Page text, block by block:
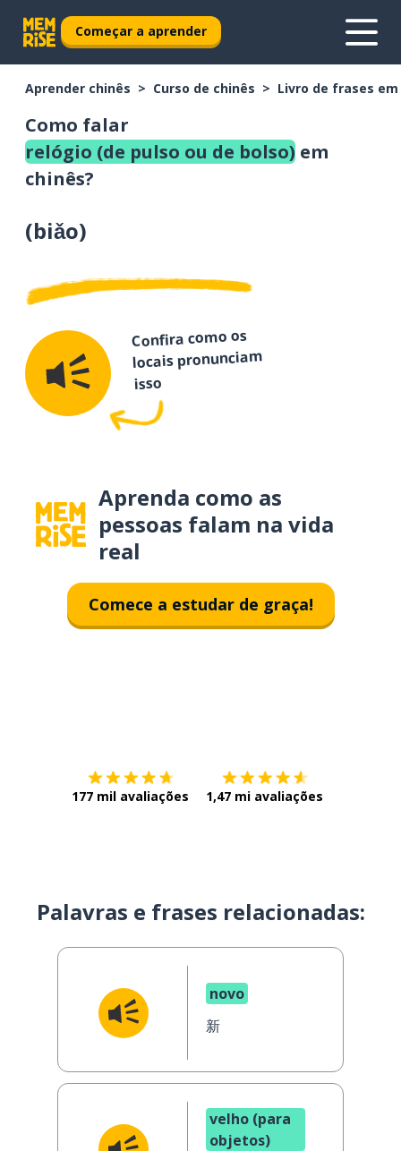
Começar a aprender
Aprender chinês Curso de chinês Livro de frases
Como falar
relógio (de pulso ou de bolso) em
chinês?
(biǎo)
Confira como os
locais pronunciam
isso
Aprenda como as
pessoas falam na vida
real
Comece a estudar de graça!
177 mil avaliações 1,47 mi avaliações
Palavras e frases relacionadas:
novo
新
velho (para
objetos)